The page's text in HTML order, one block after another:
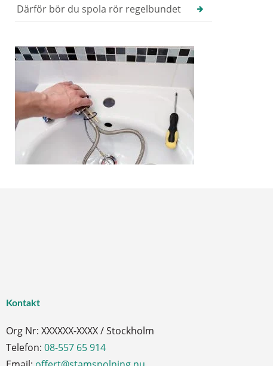
Därför bör du spola rör regelbundet
Kontakt
Org Nr: XXXXXX-XXXX / Stockholm
Telefon: 08-557 65 914